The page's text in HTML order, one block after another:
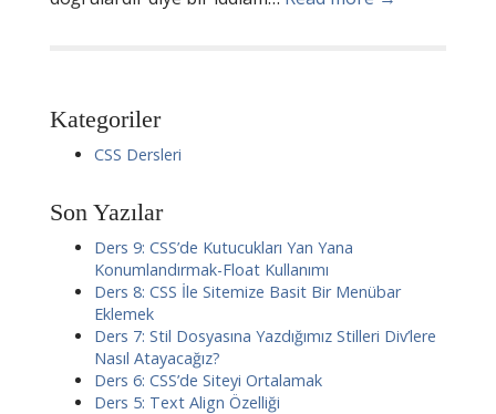
Kategoriler
CSS Dersleri
Son Yazılar
Ders 9: CSS’de Kutucukları Yan Yana
Konumlandırmak-Float Kullanımı
Ders 8: CSS İle Sitemize Basit Bir Menübar
Eklemek
Ders 7: Stil Dosyasına Yazdığımız Stilleri Div’lere
Nasıl Atayacağız?
Ders 6: CSS’de Siteyi Ortalamak
Ders 5: Text Align Özelliği